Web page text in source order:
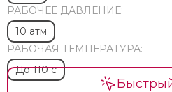
РАБОЧЕЕ ДАВЛЕНИЕ:
10 атм
РАБОЧАЯ ТЕМПЕРАТУРА:
До 110 с